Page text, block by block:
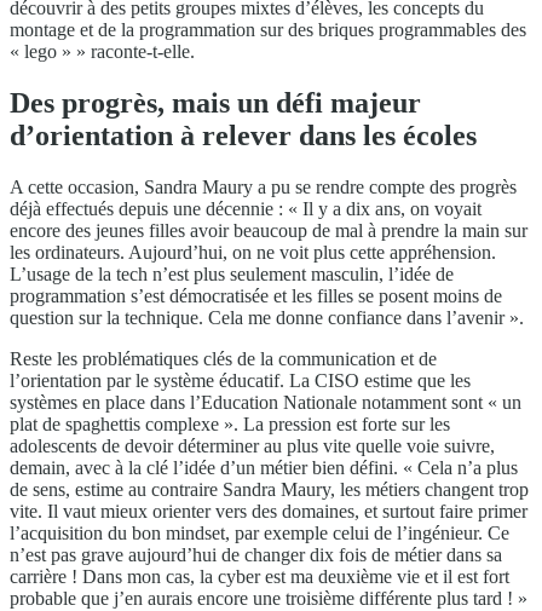
découvrir à des petits groupes mixtes d’élèves, les concepts du
montage et de la programmation sur des briques programmables des
« lego » » raconte-t-elle.
Des progrès, mais un défi majeur
d’orientation à relever dans les écoles
A cette occasion, Sandra Maury a pu se rendre compte des progrès
déjà effectués depuis une décennie : « Il y a dix ans, on voyait
encore des jeunes filles avoir beaucoup de mal à prendre la main sur
les ordinateurs. Aujourd’hui, on ne voit plus cette appréhension.
L’usage de la tech n’est plus seulement masculin, l’idée de
programmation s’est démocratisée et les filles se posent moins de
question sur la technique. Cela me donne confiance dans l’avenir ».
Reste les problématiques clés de la communication et de
l’orientation par le système éducatif. La CISO estime que les
systèmes en place dans l’Education Nationale notamment sont « un
plat de spaghettis complexe ». La pression est forte sur les
adolescents de devoir déterminer au plus vite quelle voie suivre,
demain, avec à la clé l’idée d’un métier bien défini. « Cela n’a plus
de sens, estime au contraire Sandra Maury, les métiers changent trop
vite. Il vaut mieux orienter vers des domaines, et surtout faire primer
l’acquisition du bon mindset, par exemple celui de l’ingénieur. Ce
n’est pas grave aujourd’hui de changer dix fois de métier dans sa
carrière ! Dans mon cas, la cyber est ma deuxième vie et il est fort
probable que j’en aurais encore une troisième différente plus tard ! »